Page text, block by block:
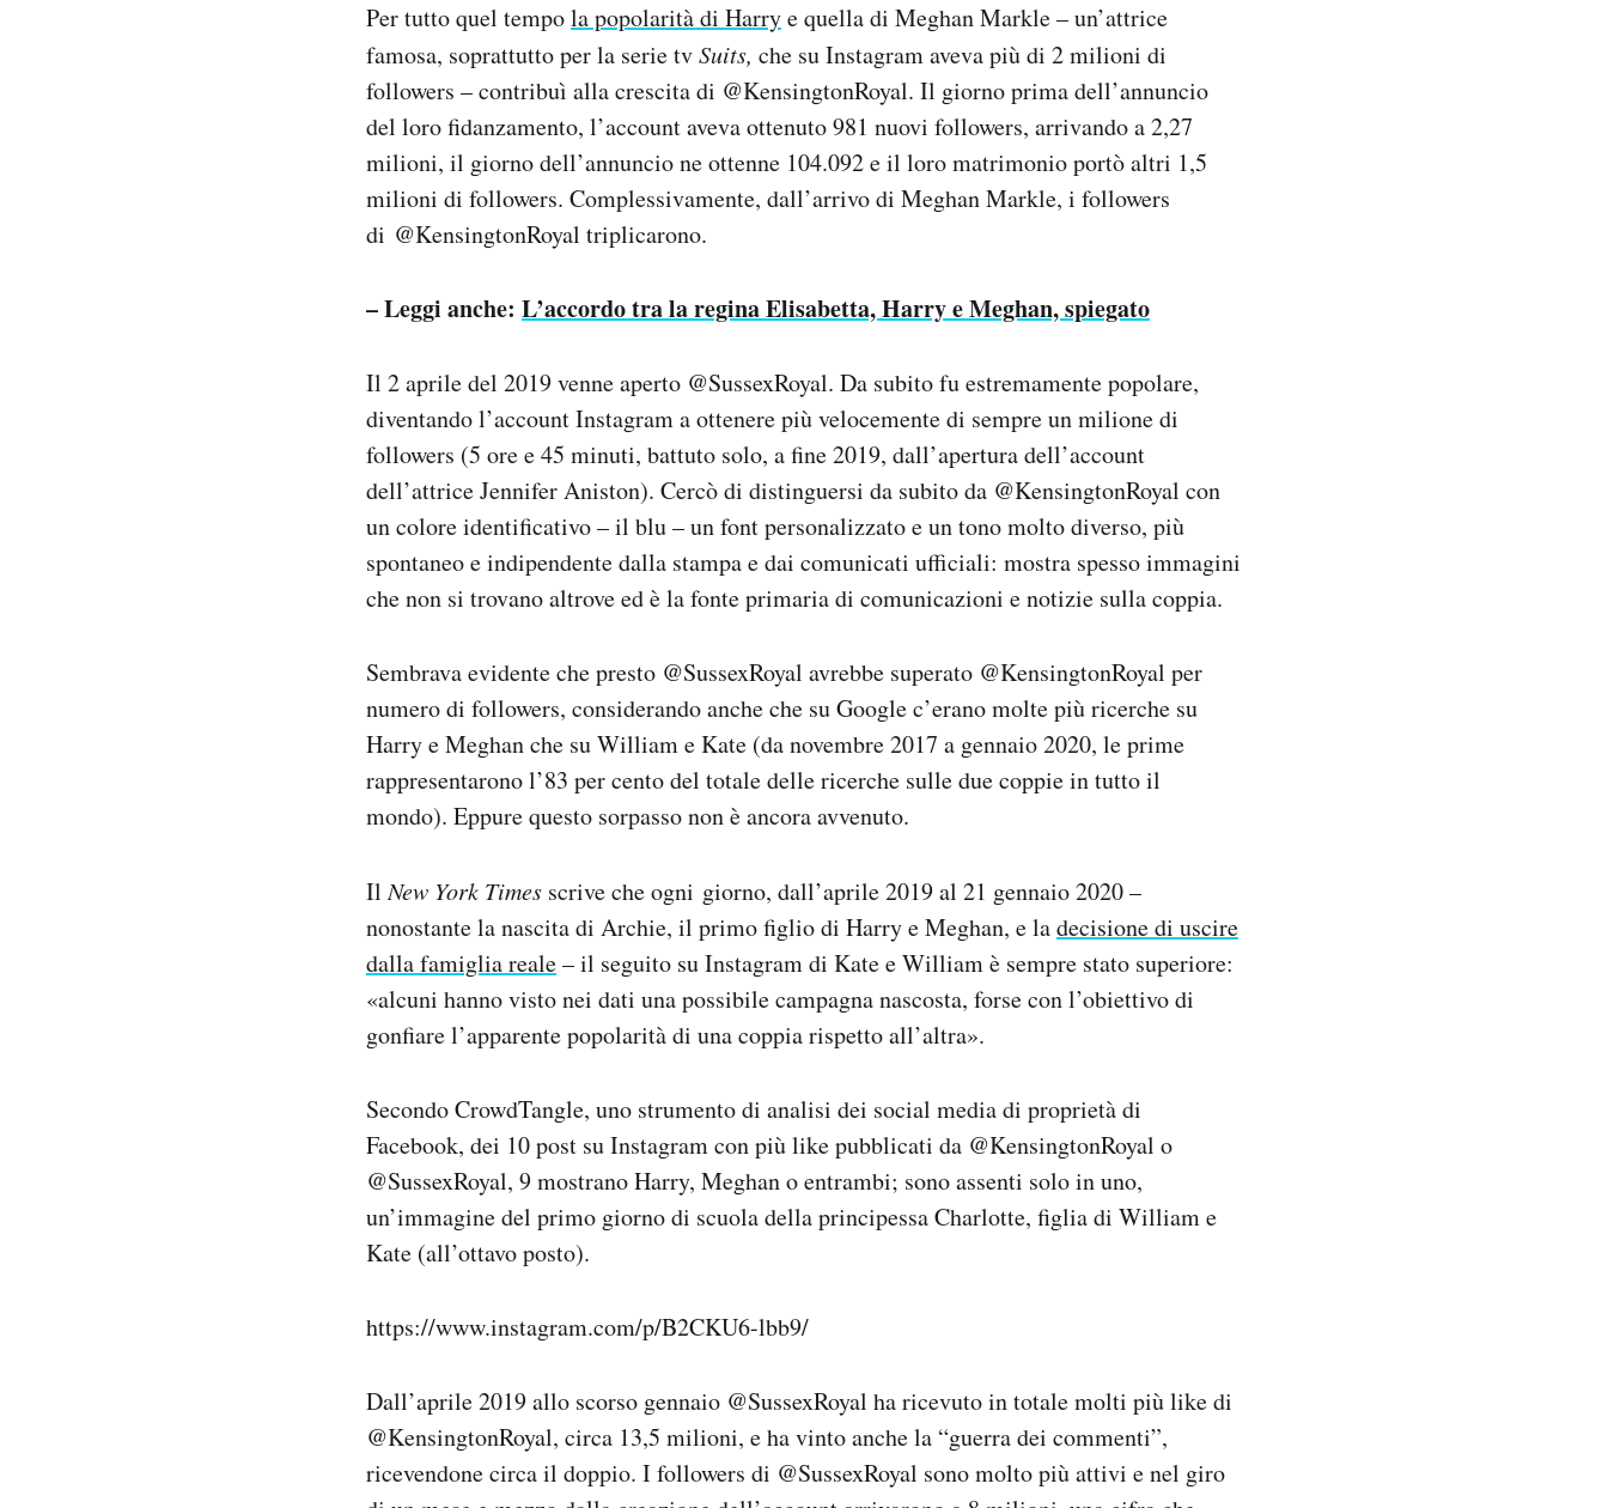
Per tutto quel tempola popolarità di Harrye quella di Meghan Markle – un’attrice
famosa, soprattutto per la serie tvSuits, che su Instagram aveva più di 2 milioni di
followers – contribuì alla crescita di @KensingtonRoyal. Il giorno prima dell’annuncio
del loro fidanzamento, l’account aveva ottenuto 981 nuovi followers, arrivando a 2,27
milioni, il giorno dell’annuncio ne ottenne 104.092 e il loro matrimonio portò altri 1,5
milioni di followers. Complessivamente, dall’arrivo di Meghan Markle, i followers
di @KensingtonRoyal triplicarono.
– Leggi anche: L’accordo tra la regina Elisabetta, Harry e Meghan, spiegato
Il 2 aprile del 2019 venne aperto @SussexRoyal. Da subito fu estremamente popolare,
diventando l’account Instagram a ottenere più velocemente di sempre un milione di
followers (5 ore e 45 minuti, battuto solo, a fine 2019, dall’apertura dell’account
dell’attrice Jennifer Aniston). Cercò di distinguersi da subito da @KensingtonRoyal con
un colore identificativo – il blu – un font personalizzato e un tono molto diverso, più
spontaneo e indipendente dalla stampa e dai comunicati ufficiali: mostra spesso immagini
che non si trovano altrove ed è la fonte primaria di comunicazioni e notizie sulla coppia.
Sembrava evidente che presto @SussexRoyal avrebbe superato @KensingtonRoyal per
numero di followers, considerando anche che su Google c’erano molte più ricerche su
Harry e Meghan che su William e Kate (da novembre 2017 a gennaio 2020, le prime
rappresentarono l’83 per cento del totale delle ricerche sulle due coppie in tutto il
mondo). Eppure questo sorpasso non è ancora avvenuto.
IlNew York Times scrive che ogni giorno, dall’aprile 2019 al 21 gennaio 2020 –
nonostante la nascita di Archie, il primo figlio di Harry e Meghan, e ladecisione di uscire
dalla famiglia reale– il seguito su Instagram di Kate e William è sempre stato superiore:
«alcuni hanno visto nei dati una possibile campagna nascosta, forse con l’obiettivo di
gonfiare l’apparente popolarità di una coppia rispetto all’altra».
Secondo CrowdTangle, uno strumento di analisi dei social media di proprietà di
Facebook, dei 10 post su Instagram con più like pubblicati da @KensingtonRoyal o
@SussexRoyal, 9 mostrano Harry, Meghan o entrambi; sono assenti solo in uno,
un’immagine del primo giorno di scuola della principessa Charlotte, figlia di William e
Kate (all’ottavo posto).
https://www.instagram.com/p/B2CKU6-lbb9/
Dall’aprile 2019 allo scorso gennaio @SussexRoyal ha ricevuto in totale molti più like di
@KensingtonRoyal, circa 13,5 milioni, e ha vinto anche la “guerra dei commenti”,
ricevendone circa il doppio. I followers di @SussexRoyal sono molto più attivi e nel giro